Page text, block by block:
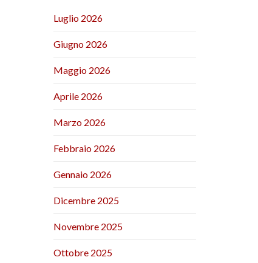
Luglio 2026
Giugno 2026
Maggio 2026
Aprile 2026
Marzo 2026
Febbraio 2026
Gennaio 2026
Dicembre 2025
Novembre 2025
Ottobre 2025